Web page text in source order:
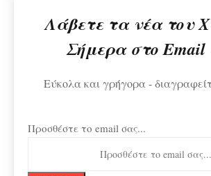
Λάβετε τα νέα του
Σήμερα στο
Εύκολα και γρήγορα -
Προσθέστε το email σας...